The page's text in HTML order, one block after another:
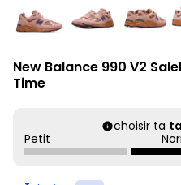
New Balance 990 V2
Time
choisir ta
Petit